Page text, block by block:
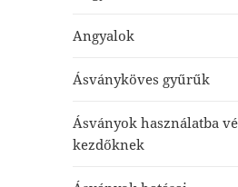
Angyalok
Ásványköves gyűrűk
Ásványok használatba
kezdőknek